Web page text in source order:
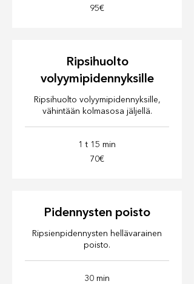
95€
Ripsihuolto
volyymipidennyksille
Ripsihuolto volyymipidennyksille,
vähintään kolmasosa jäljellä.
1 t 15 min
70€
Pidennysten poisto
Ripsienpidennysten hellävarainen
poisto.
30 min